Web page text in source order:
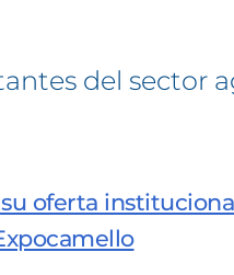
del sector
su oferta